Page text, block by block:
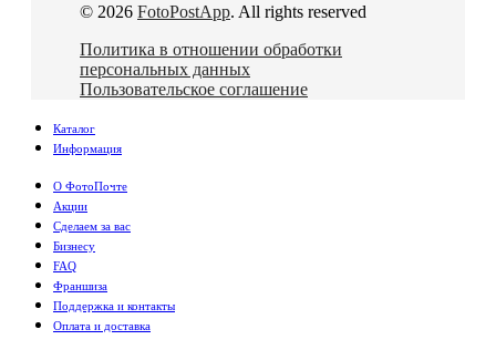
© 2026 FotoPostApp. All rights reserved
Политика в отношении обработки
персональных данных
Пользовательское соглашение
Каталог
Информация
О ФотоПочте
Акции
Сделаем за вас
Бизнесу
FAQ
Франшиза
Поддержка и контакты
Оплата и доставка